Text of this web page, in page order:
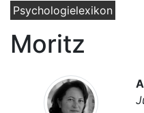
Psychologielexikon
Moritz